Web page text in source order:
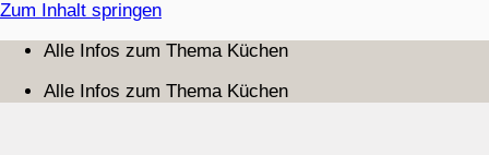
Zum Inhalt springen
Alle Infos zum Thema Küchen
Alle Infos zum Thema Küchen